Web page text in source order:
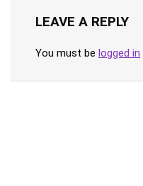
LEAVE A REPLY
You must be logged in